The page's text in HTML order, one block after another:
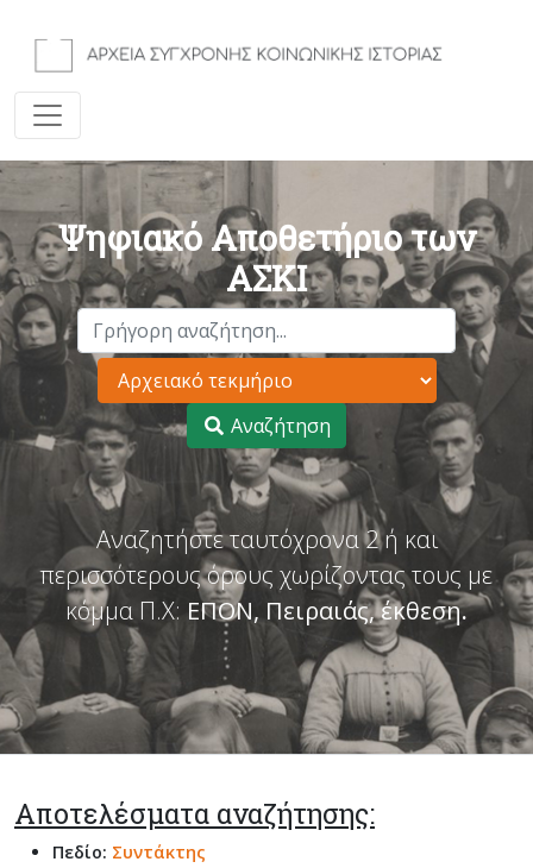
Ψηφιακό Αποθετήριο των
ΑΣΚΙ
Αναζήτηση
Αναζητήστε ταυτόχρονα 2 ή και
περισσότερους όρους χωρίζοντας τους με
κόμμα Π.Χ: ΕΠΟΝ, Πειραιάς, έκθεση.
Αποτελέσματα αναζήτησης:
Πεδίο: Συντάκτης